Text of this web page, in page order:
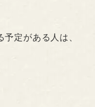
定がある人は、